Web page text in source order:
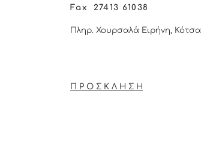
Fax 27413 61038
Πληρ. Χουρσαλά Ειρήνη,
Π Ρ Ο Σ Κ Λ Η Σ Η